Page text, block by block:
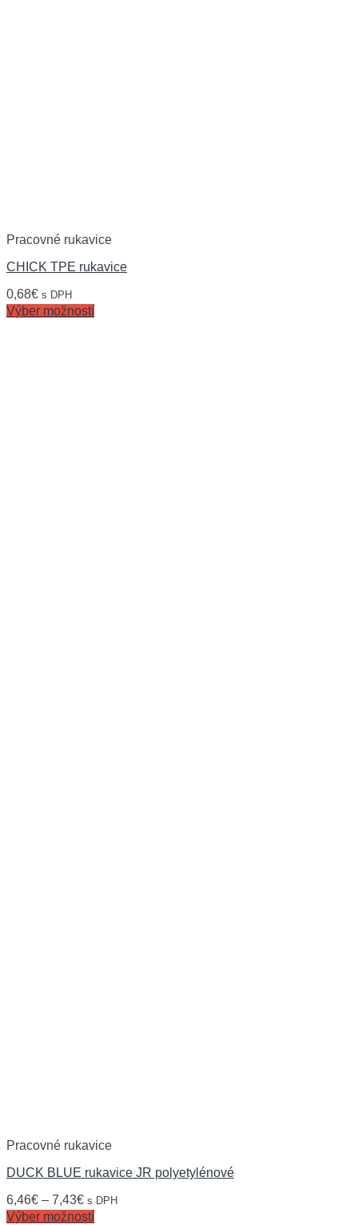
Pracovné rukavice
CHICK TPE rukavice
0,68€ s DPH
Výber možností
Pracovné rukavice
DUCK BLUE rukavice JR polyetylénové
6,46€ – 7,43€ s DPH
Výber možností